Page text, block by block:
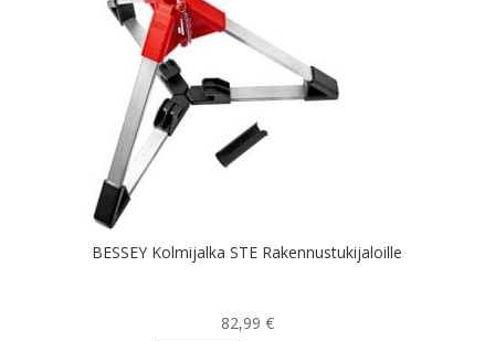
BESSEY Kolmijalka STE Rakennustukijaloille
82,99 €